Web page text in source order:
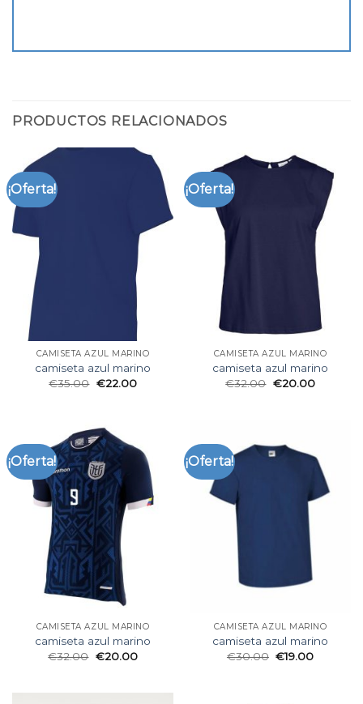
PRODUCTOS RELACIONADOS
¡Oferta!
CAMISETA AZUL MARINO
camiseta azul marino
€35.00 €22.00
¡Oferta!
CAMISETA AZUL MARINO
camiseta azul marino
€32.00 €20.00
¡Oferta!
CAMISETA AZUL MARINO
camiseta azul marino
€32.00 €20.00
¡Oferta!
CAMISETA AZUL MARINO
camiseta azul marino
€30.00 €19.00